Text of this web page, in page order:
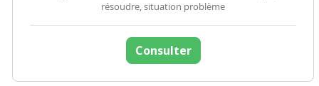
résoudre, situation problème
Consulter